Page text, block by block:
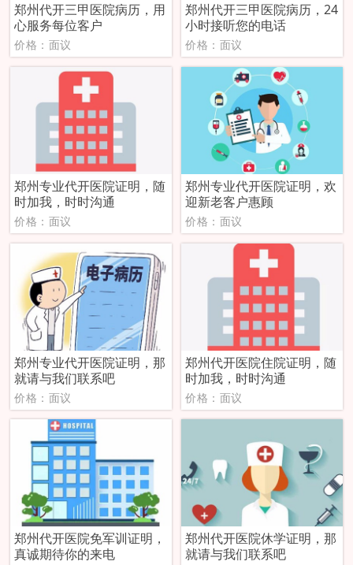
郑州代开三甲医院病历，用
心服务每位客户
价格：面议
郑州代开三甲医院病历，24
小时接听您的电话
价格：面议
郑州专业代开医院证明，随
时加我，时时沟通
价格：面议
郑州专业代开医院证明，欢
迎新老客户惠顾
价格：面议
郑州专业代开医院证明，那
就请与我们联系吧
价格：面议
郑州代开医院住院证明，随
时加我，时时沟通
价格：面议
郑州代开医院免军训证明，
真诚期待你的来电
郑州代开医院休学证明，那
就请与我们联系吧